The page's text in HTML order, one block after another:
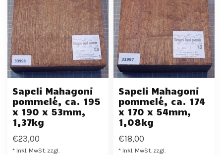
Sapeli Mahagoni
pommelé, ca. 195
x 190 x 53mm,
1,37kg
€23,00
* Inkl. MwSt. zzgl.
Sapeli Mahagoni
pommelé, ca. 174
x 170 x 54mm,
1,08kg
€18,00
* Inkl. MwSt. zzgl.